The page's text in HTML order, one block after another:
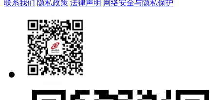
联系我们 隐私政策 法律声明 网络安全与隐私保护